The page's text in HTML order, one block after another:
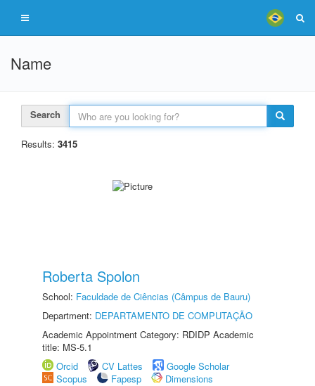
Name
Search
Results: 3415
Roberta Spolon
School: Faculdade de Ciências (Câmpus de Bauru)
Department: DEPARTAMENTO DE COMPUTAÇÃO
Academic Appointment Category: RDIDP Academic
title: MS-5.1
Orcid
CV Lattes
Google Scholar
Scopus
Fapesp
Dimensions